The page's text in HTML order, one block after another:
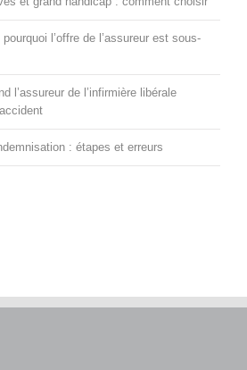
un
accident
du
travail
?
pour
accident
du
travail
l’offre de l’assureur est sous-
l’assureur de l’infirmière libérale
: étapes et erreurs